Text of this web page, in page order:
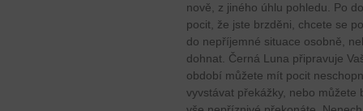
nově, z jiného úhlu pohledu. Po
pocit, že jste brzděni, chcete se
do nepříjemné situace osobně,
dohnat. Černá Luna připravuje
období můžete mít pocit
vyvstávat překážky, nebo můžete